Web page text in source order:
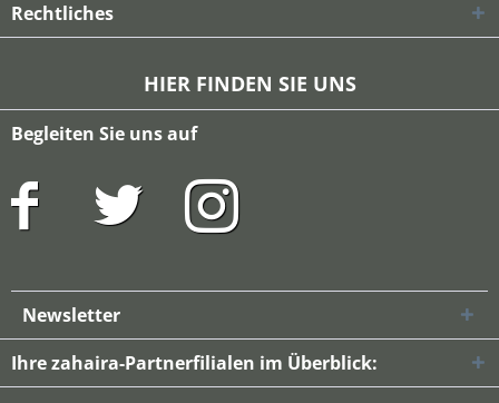
Rechtliches
HIER FINDEN SIE UNS
Begleiten Sie uns auf
Newsletter
Ihre zahaira-Partnerfilialen im Überblick: